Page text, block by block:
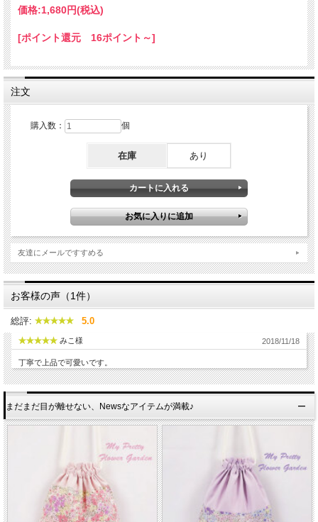
価格:1,680円(税込)
[ポイント還元 16ポイント～]
注文
購入数： 個
在庫 あり
友達にメールですすめる
お客様の声（1件）
総評: 5.0
みこ様 2018/11/18
丁寧で上品で可愛いです。
まだまだ目が離せない、Newsなアイテムが満載♪